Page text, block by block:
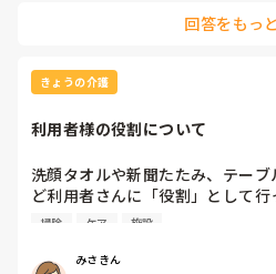
る書式は使いやすかったよ、と
いただきたいです。
所や、店頭前の行動（何をしよう
ルルールの考え方も否定はできま
研究でも、施設ごとに事故・ヒヤ
正しくないとも思いますが、ヒヤ
回答をもっ
きょうの介護
利用者様の役割について
洗顔タオルや新聞たたみ、テー
ど利用者さんに「役割」として
んの施設では他にどんな役割が
ります。今検討しているのは、食
掃除 ケア 施設
みさきん